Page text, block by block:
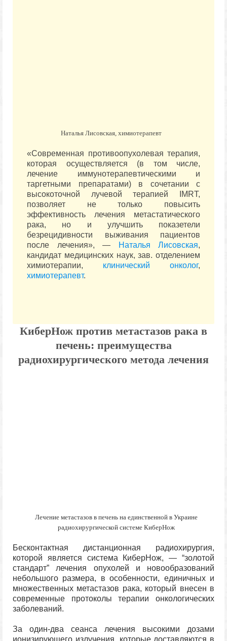
Наталья Лисовская, химиотерапевт
«Современная противоопухолевая терапия,
которая осуществляется (в том числе,
лечение иммунотерапевтическими и
таргетными препаратами) в сочетании с
высокоточной лучевой терапией IMRT,
позволяет не только повысить
эффективность лечения метастатического
рака, но и улучшить показетели
безрецидивности выживания пациентов
после лечения», —
Наталья Лисовская,
кандидат медицинских наук, зав. отделением
химиотерапии, клинический онколог,
химиотерапевт.
КиберНож против метастазов рака в
печень: преимущества
радиохирургического метода лечения
Лечение метастазов в печень на единственной в Украине
радиохирургической системе КиберНож
Бесконтактная дистанционная радиохирургия,
которой является система КиберНож, — “золотой
стандарт” лечения опухолей и новообразований
небольшого размера, в особенности, единичных и
множественных метастазов рака, который внесен в
современные протоколы терапии онкологических
заболеваний.
За один-два сеанса лечения высокими дозами
ионизирующего излучения, которые доставляются в